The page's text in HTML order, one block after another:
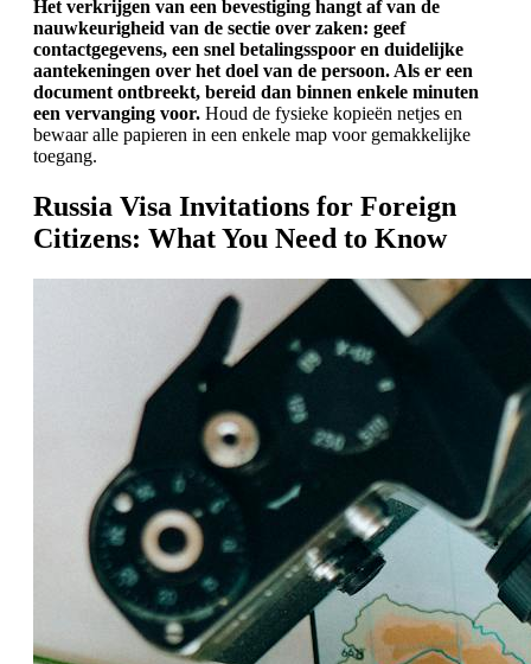
Het verkrijgen van een bevestiging hangt af van de
nauwkeurigheid van de sectie over zaken: geef
contactgegevens, een snel betalingsspoor en duidelijke
aantekeningen over het doel van de persoon. Als er een
document ontbreekt, bereid dan binnen enkele minuten
een vervanging voor. Houd de fysieke kopieën netjes en
bewaar alle papieren in een enkele map voor gemakkelijke
toegang.
Russia Visa Invitations for Foreign
Citizens: What You Need to Know